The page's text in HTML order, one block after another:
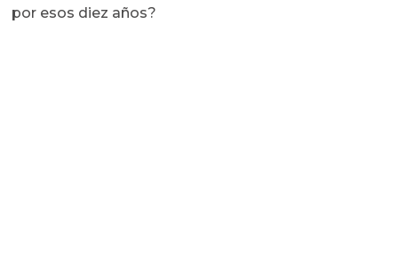
por esos diez años?